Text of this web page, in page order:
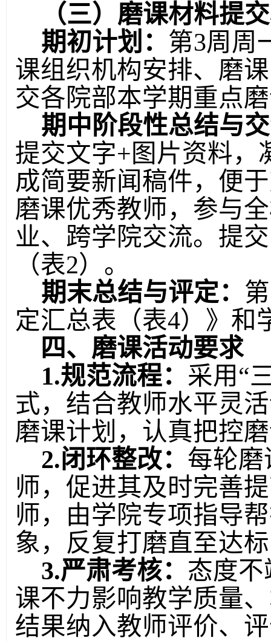
（三）磨课材料提
期初计划： 第3周周
课组织机构安排、磨
交各院部本学期重点
期中阶段性总结与
提交文字+图片资料，
成简要新闻稿件，便
磨课优秀教师，参与
业、跨学院交流。提
（表2） 。
期末总结与评定： 第
定汇总表 （表4）》和
四、磨课活动要求
1.规范流程： 采用 “
式，结合教师水平灵
磨课计划，认真把控
2.闭环整改： 每轮
师，促进其及时完善
师，由学院专项指导
象，反复打磨直至达
3.严肃考核： 态度
课不力影响教学质量
结果纳入教师评价、